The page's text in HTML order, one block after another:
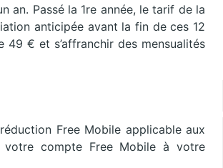
an. Passé la 1re année, le tarif de la
anticipée avant la fin de ces 12
49 € et s’affranchir des mensualités
Free Mobile applicable aux
votre compte Free Mobile à votre